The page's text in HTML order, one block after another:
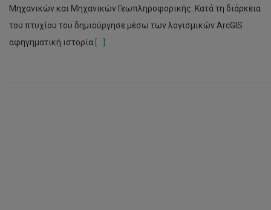
Μηχανικών και Μηχανικών Γεωπληροφορικής. Κατά τη διάρκεια
του πτυχίου του δημιούργησε μέσω των λογισμικών ArcGIS
αφηγηματική ιστορία